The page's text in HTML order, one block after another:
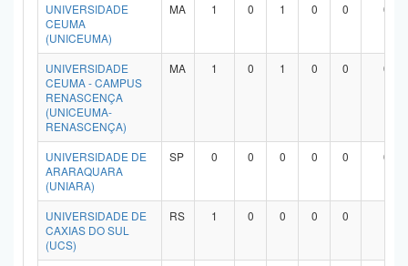
UNIVERSIDADE
CEUMA
(UNICEUMA)
MA 1 0 1 0 0 0
UNIVERSIDADE
CEUMA - CAMPUS
RENASCENÇA
(UNICEUMA-
RENASCENÇA)
MA 1 0 1 0 0 0
UNIVERSIDADE DE
ARARAQUARA
(UNIARA)
SP 0 0 0 0 0 0
UNIVERSIDADE DE
CAXIAS DO SUL
(UCS)
RS 1 0 0 0 0